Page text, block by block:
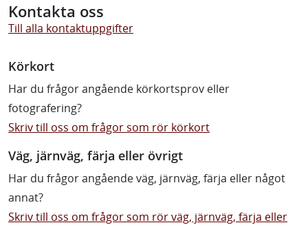
Kontakta oss
Till alla kontaktuppgifter
Körkort
Har du frågor angående körkortsprov eller
fotografering?
Skriv till oss om frågor som rör körkort
Väg, järnväg, färja eller övrigt
Har du frågor angående väg, järnväg, färja eller något
annat?
Skriv till oss om frågor som rör väg, järnväg, färja eller